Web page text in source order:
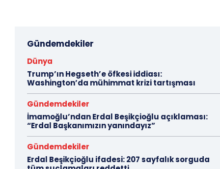
Gündemdekiler
Dünya
Trump’ın Hegseth’e öfkesi iddiası:
Washington’da mühimmat krizi tartışması
Gündemdekiler
İmamoğlu’ndan Erdal Beşikçioğlu açıklaması:
“Erdal Başkanımızın yanındayız”
Gündemdekiler
Erdal Beşikçioğlu ifadesi: 207 sayfalık sorguda